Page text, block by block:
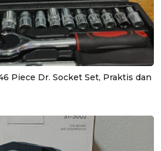
Piece Dr. Socket Set, Praktis dan